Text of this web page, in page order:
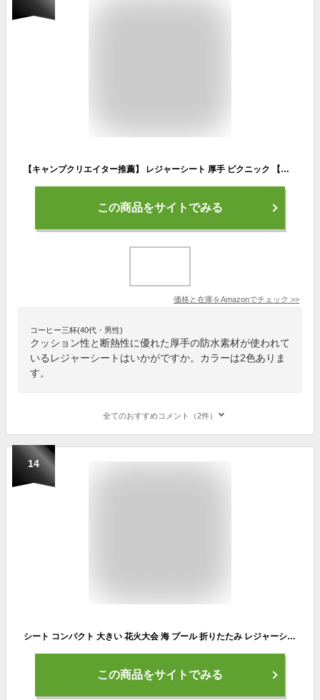
【キャンプクリエイター推薦】 レジャーシート 厚手 ピクニック 【コンパクト収納 大判200×200cm 防水断熱素材】コペルタ (ラインブルー)
この商品をサイトでみる
価格と在庫をAmazonでチェック >>
コーヒー三杯(40代・男性)
クッション性と断熱性に優れた厚手の防水素材が使われて
いるレジャーシートはいかがですか。カラーは2色ありま
す。
全てのおすすめコメント（2件）
14
シート コンパクト 大きい 花火大会 海 プール 折りたたみ レジャーシート 運動会 ピクニック お花見 ピクニックシート アウトドア 遠足 防水 撥水 砂浜 花見 子供 チェック レジャーマット 大判 可愛い 140×150 150×200 8人 フェス 厚手 おしゃれ
この商品をサイトでみる